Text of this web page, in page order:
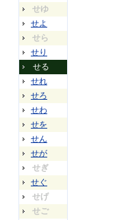
せゆ
せよ
せら
せり
せる
せれ
せろ
せわ
せを
せん
せが
せぎ
せぐ
せげ
せご